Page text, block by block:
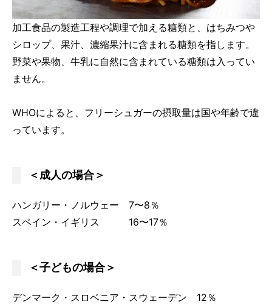
加工食品の製造工程や調理で加える糖類と、はちみつや
シロップ、果汁、濃縮果汁に含まれる糖類を指します。
野菜や果物、牛乳に自然に含まれている糖類は入ってい
ません。
WHOによると、フリーシュガーの摂取量は国や年齢で違
っています。
＜成人の場合＞
ハンガリー・ノルウェー 7〜8％
スペイン・イギリス 16〜17％
＜子どもの場合＞
デンマーク・スロベニア・スウェーデン 12％